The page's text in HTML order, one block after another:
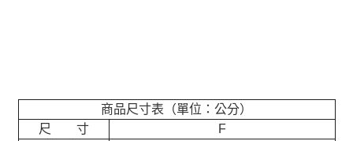
商品尺寸表（單位：公分）
尺 寸
F